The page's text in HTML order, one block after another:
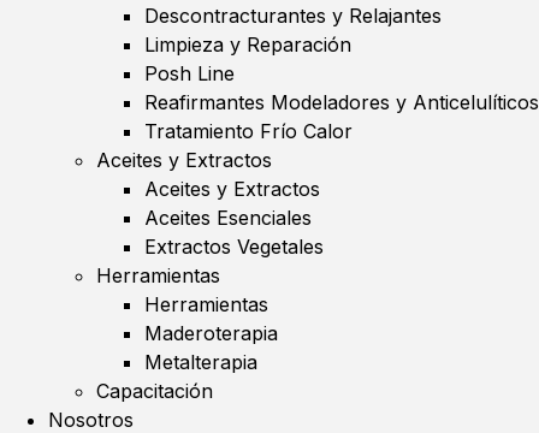
Descontracturantes y Relajantes
Limpieza y Reparación
Posh Line
Reafirmantes Modeladores y Anticelulíticos
Tratamiento Frío Calor
Aceites y Extractos
Aceites y Extractos
Aceites Esenciales
Extractos Vegetales
Herramientas
Herramientas
Maderoterapia
Metalterapia
Capacitación
Nosotros